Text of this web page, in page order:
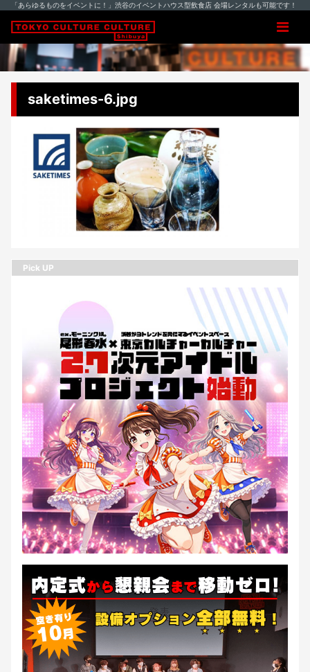
「あらゆるものをイベントに！」渋谷のイベントハウス型飲食店 会場レンタルも可能です！
saketimes-6.jpg
Pick UP